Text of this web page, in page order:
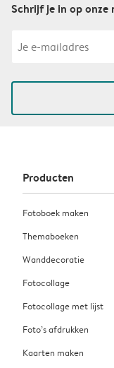
Schrijf je in op
Producten
Fotoboek maken
Themaboeken
Wanddecoratie
Fotocollage
Fotocollage met lijst
Foto’s afdrukken
Kaarten maken